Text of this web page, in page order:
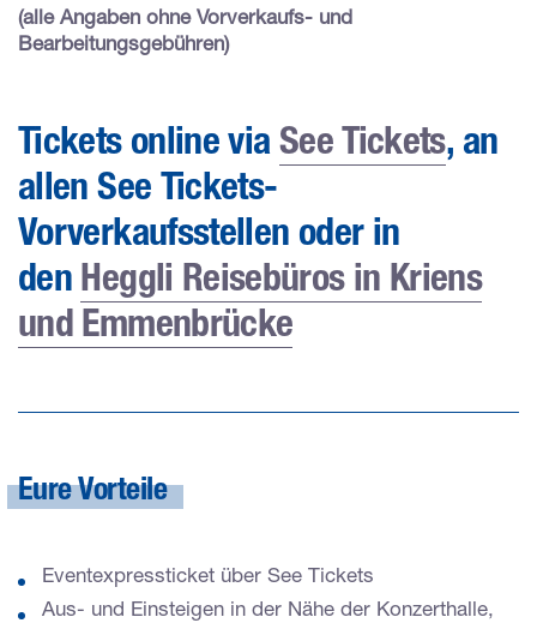
(alle Angaben ohne Vorverkaufs- und
Bearbeitungsgebühren)
Tickets online via See Tickets, an
allen See Tickets-
Vorverkaufsstellen oder in
den Heggli Reisebüros in Kriens
und Emmenbrücke
Eure Vorteile
Eventexpressticket über See Tickets
Aus- und Einsteigen in der Nähe der Konzerthalle,